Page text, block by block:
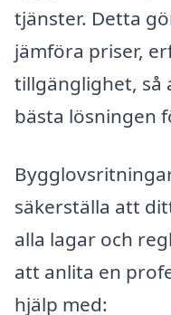
tjänster. Detta
jämföra priser,
tillgänglighet, så
bästa lösningen
säkerställa att
alla lagar och
att anlita en
hjälp med: